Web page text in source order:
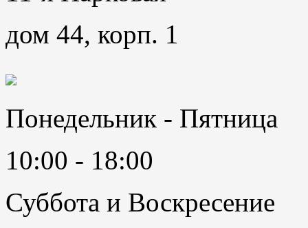
дом 44, корп. 1
Понедельник - Пятница
10:00 - 18:00
Суббота и Воскресение